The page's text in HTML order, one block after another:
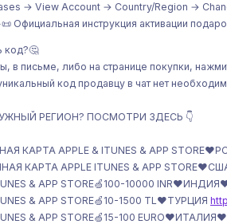
→ View Account → Country/Region →
Официальная инструкция активации
код?🤔
в письме, либо на странице покупки,
код продавцу в чат нет
РЕГИОН? ПОСМОТРИ ЗДЕСЬ 👇
КАРТА APPLE & ITUNES & APP
КАРТА APPLE ITUNES & APP
& APP STORE🍏100-10000
& APP STORE🍏10-1500 TL❤️ТУРЦИЯ
& APP STORE🍏15-100 EURO❤️ИТАЛИЯ❤️